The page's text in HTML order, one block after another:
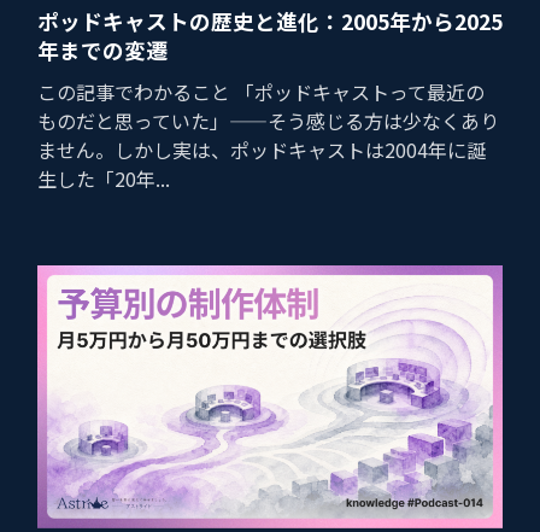
ポッドキャストの歴史と進化：2005年から2025
年までの変遷
この記事でわかること 「ポッドキャストって最近の
ものだと思っていた」——そう感じる方は少なくあり
ません。しかし実は、ポッドキャストは2004年に誕
生した「20年...